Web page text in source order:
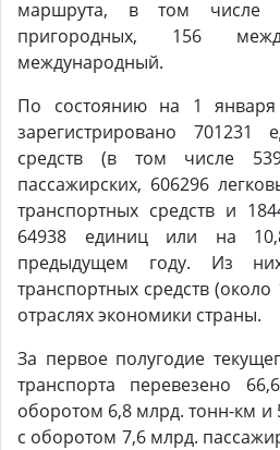
маршрута, в том числе
пригородных, 156
международный.
По состоянию на 1
зарегистрировано 701231
средств (в том числе
пассажирских, 606296
транспортных средств и
64938 единиц или на
предыдущем году. Из
транспортных средств (около
отраслях экономики страны.
За первое полугодие
транспорта перевезено
оборотом 6,8 млрд. тонн-км и
с оборотом 7,6 млрд.